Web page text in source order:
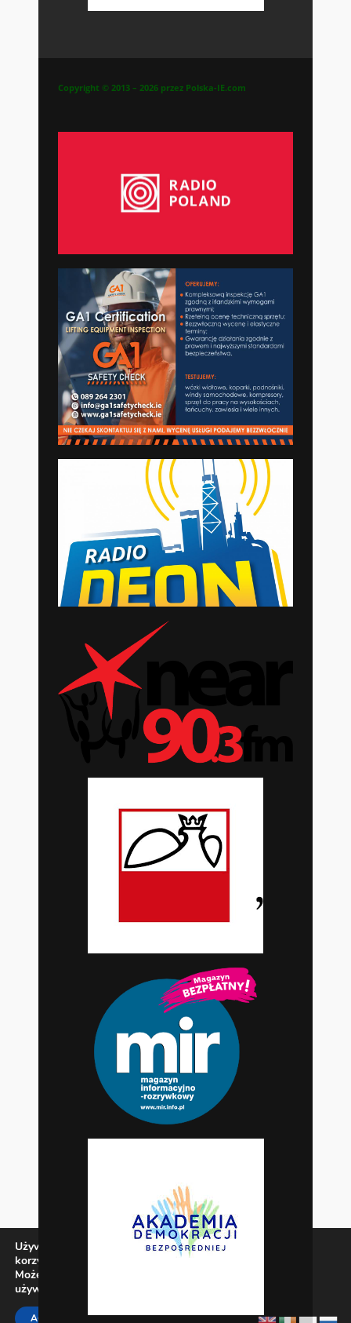
Używamy ciasteczek, aby zapewnić najlepszą jakość
korzystania z naszej witryny.
Możesz dowiedzieć się więcej o tym, jakich ciasteczek
używamy, lub wyłączyć je w
ACCEPT REJECT SETTINGS Zamknij panel
Copyright © 2013 – 2026 przez Polska-IE.com